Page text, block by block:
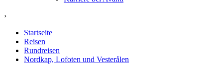
›
Startseite
Reisen
Rundreisen
Nordkap, Lofoten und Vesterålen